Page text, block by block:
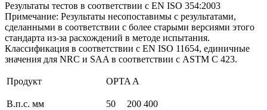
Результаты тестов в соответствии с EN ISO 354:2003
Примечание: Результаты несопоставимы с результатами,
сделанными в соответствии с более старыми версиями этого
стандарта из-за расхождений в методе испытания.
Классификация в соответствии с EN ISO 11654, единичные
значения для NRC и SAA в соответствии с ASTM C 423.
Продукт OPTA A
В.п.с. мм 50 200 400